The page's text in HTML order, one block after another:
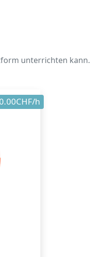
unterrichten kann.
h